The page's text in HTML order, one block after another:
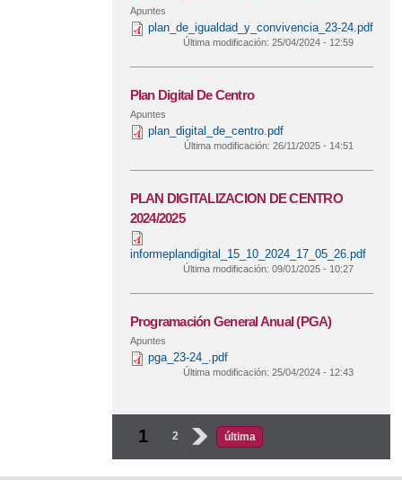
Apuntes
plan_de_igualdad_y_convivencia_23-24.pdf
Última modificación:25/04/2024 - 12:59
Plan Digital De Centro
Apuntes
plan_digital_de_centro.pdf
Última modificación:26/11/2025 - 14:51
PLAN DIGITALIZACION DE CENTRO
2024/2025
informeplandigital_15_10_2024_17_05_26.pdf
Última modificación:09/01/2025 - 10:27
Programación General Anual (PGA)
Apuntes
pga_23-24_.pdf
Última modificación:25/04/2024 - 12:43
Páginas
1 2 › última